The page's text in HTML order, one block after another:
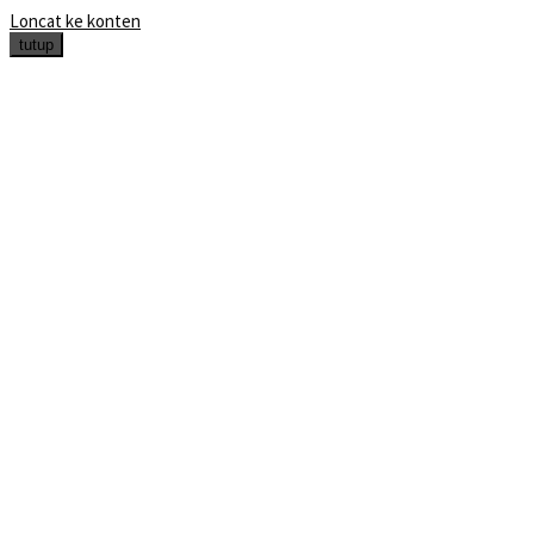
Loncat ke konten
tutup